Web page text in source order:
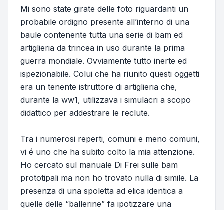
Mi sono state girate delle foto riguardanti un
probabile ordigno presente all’interno di una
baule contenente tutta una serie di bam ed
artiglieria da trincea in uso durante la prima
guerra mondiale. Ovviamente tutto inerte ed
ispezionabile. Colui che ha riunito questi oggetti
era un tenente istruttore di artiglieria che,
durante la ww1, utilizzava i simulacri a scopo
didattico per addestrare le reclute.
Tra i numerosi reperti, comuni e meno comuni,
vi é uno che ha subito colto la mia attenzione.
Ho cercato sul manuale Di Frei sulle bam
prototipali ma non ho trovato nulla di simile. La
presenza di una spoletta ad elica identica a
quelle delle “ballerine” fa ipotizzare una